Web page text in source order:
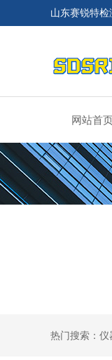
山东赛锐特检
网站首
热门搜索：